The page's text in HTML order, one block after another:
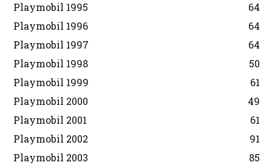
Playmobil 1995
64
Playmobil 1996
64
Playmobil 1997
64
Playmobil 1998
50
Playmobil 1999
61
Playmobil 2000
49
Playmobil 2001
61
Playmobil 2002
91
Playmobil 2003
85